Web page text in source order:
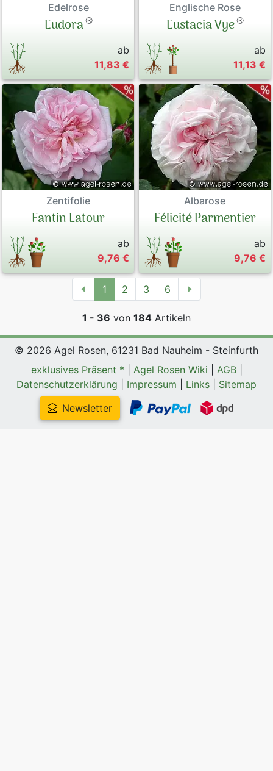
Edelrose
Eudora®
ab
11,83 €
Englische Rose
Eustacia Vye®
ab
11,13 €
Zentifolie
Fantin Latour
ab
9,76 €
Albarose
Félicité Parmentier
ab
9,76 €
1 2 3 6
1 - 36 von 184 Artikeln
© 2026 Agel Rosen, 61231 Bad Nauheim - Steinfurth
exklusives Präsent *
Agel Rosen Wiki AGB|
Datenschutzerklärung
Impressum Links
Sitemap
Newsletter